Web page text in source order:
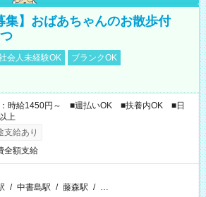
集】おばあちゃんのお散歩付
会人未経験OK
ブランクOK
：時給1450円～ ■週払いOK ■扶養内OK ■日
上
支給あり
全額支給
/ 中書島駅 / 藤森駅 / …